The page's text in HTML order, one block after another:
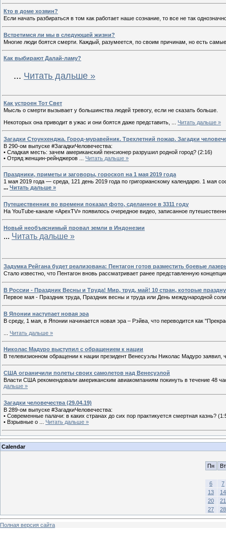
Кто в доме хозяин?
Если начать разбираться в том как работает наше сознание, то все не так
Встретимся ли мы в следующей жизни?
Многие люди боятся смерти. Каждый, разумеется, по своим причинам, но есть
Как выбирают Далай-ламу?
... Читать дальше »
Как устроен Тот Свет
Мысль о смерти вызывает у большинства людей тревогу, если не сказать больше.
Некоторых она приводит в ужас и они боятся даже представить,
Читать дальше »
Загадки Стоунхенджа. Город-муравейник. Трехлетний пожар. Загадки
В 290-ом выпуске #ЗагадкиЧеловечества:
• Сладкая месть: зачем американский пенсионер разрушил родной город? (2:16)
• Отряд женщин-рейнджеров
Читать дальше »
Праздники, приметы и заговоры, гороскоп на 1 мая 2019 года
1 мая 2019 года — среда, 121 день 2019 года по григорианскому календарю. 1 мая
... Читать дальше »
Путешественник во времени показал фото, сделанное в 3311 году
На YouTube-канале «ApexTV» появилось очередное видео, записанное
Новый необъяснимый провал земли в Индонезии
... Читать дальше »
Задумка Рейгана будет реализована: Пентагон готов разместить боевые
Стало известно, что Пентагон вновь рассматривает ранее представленную
В России - Праздник Весны и Труда! Мир, труд, май! 10 стран, которые
Первое мая - Праздник труда, Праздник весны и труда или День международной
В Японии наступает новая эра
В среду, 1 мая, в Японии начинается новая эра – Рэйва, что переводится как
Читать дальше »
Николас Мадуро выступил с обращением к нации
В телевизионном обращении к нации президент Венесуэлы Николас Мадуро
США ограничили полеты своих самолетов над Венесуэлой
Власти США рекомендовали американским авиакомпаниям покинуть в течение
дальше »
Загадки человечества (29.04.19)
В 289-ом выпуске #ЗагадкиЧеловечества:
• Современные палачи: в каких странах до сих пор практикуется смертная казнь?
• Взрывные о
Читать дальше »
Calendar
Пн Вт
6
7
13
14
20
21
27
28
Полная версия сайта